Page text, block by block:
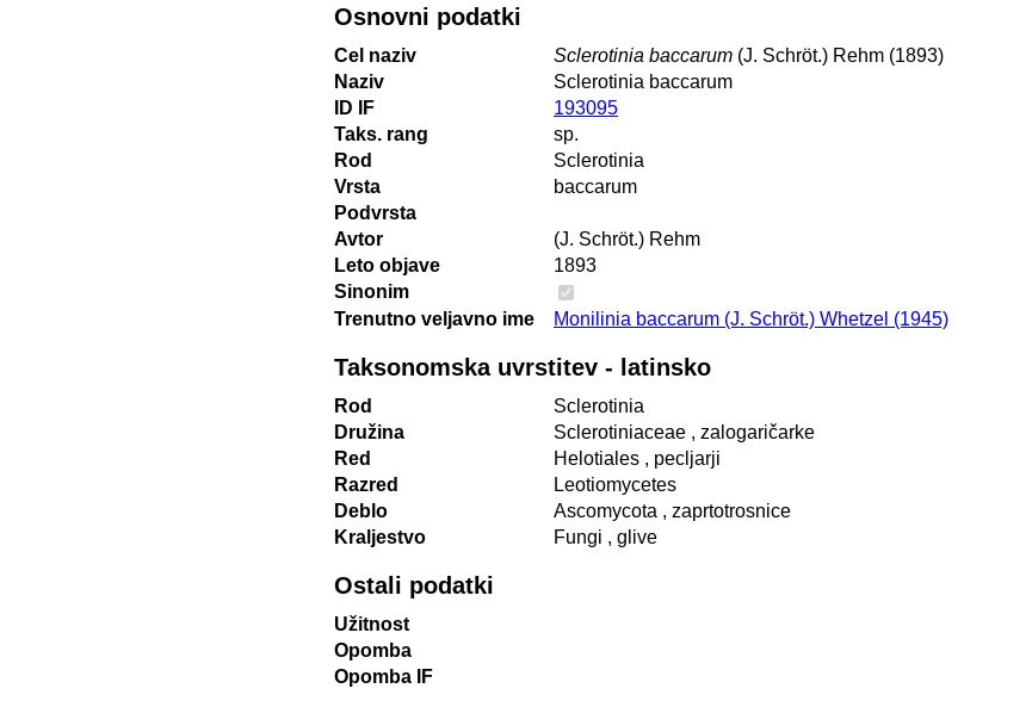
Osnovni podatki
Cel naziv Sclerotinia baccarum (J. Schröt.) Rehm (1893)
Naziv
Sclerotinia baccarum
ID IF
193095
Taks. rang
sp.
Rod
Sclerotinia
Vrsta
baccarum
Podvrsta
Avtor
(J. Schröt.) Rehm
Leto objave
1893
Sinonim
Trenutno veljavno ime
Monilinia baccarum (J. Schröt.) Whetzel (1945)
Taksonomska uvrstitev - latinsko
Rod
Sclerotinia
Družina
Sclerotiniaceae , zalogaričarke
Red
Helotiales , pecljarji
Razred
Leotiomycetes
Deblo
Ascomycota , zaprtotrosnice
Kraljestvo
Fungi , glive
Ostali podatki
Užitnost
Opomba
Opomba IF